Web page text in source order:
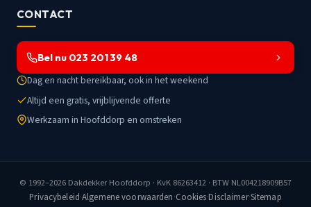
CONTACT
Bel nu 023 201 39 48
Dag en nacht bereikbaar, ook in het weekend
Altijd een gratis, vrijblijvende offerte
Werkzaam in Hoofddorp en omstreken
© 1992–2026 Dakdekker Hoofddorp · KvK 86263412 · BTW NL004218909B57
Privacybeleid·Algemene voorwaarden·Cookies·Disclaimer·Sitemap